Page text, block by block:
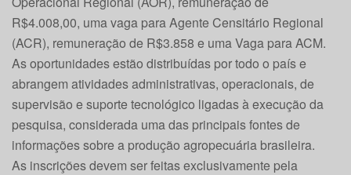
R$4.008,00, uma vaga para Agente Censitário Regional
(ACR), remuneração de R$3.858 e uma Vaga para ACM.
As oportunidades estão distribuídas por todo o país e
abrangem atividades administrativas, operacionais, de
supervisão e suporte tecnológico ligadas à execução da
pesquisa, considerada uma das principais fontes de
informações sobre a produção agropecuária brasileira.
As inscrições devem ser feitas exclusivamente pela